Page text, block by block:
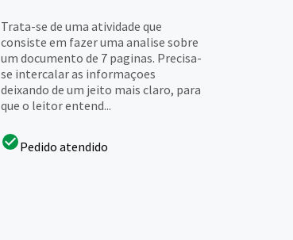
Trata-se de uma atividade que
consiste em fazer uma analise sobre
um documento de 7 paginas. Precisa-
se intercalar as informaçoes
deixando de um jeito mais claro, para
que o leitor entend...
Pedido atendido